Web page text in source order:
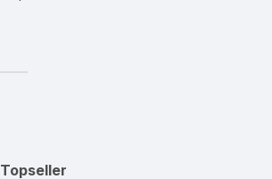
Topseller